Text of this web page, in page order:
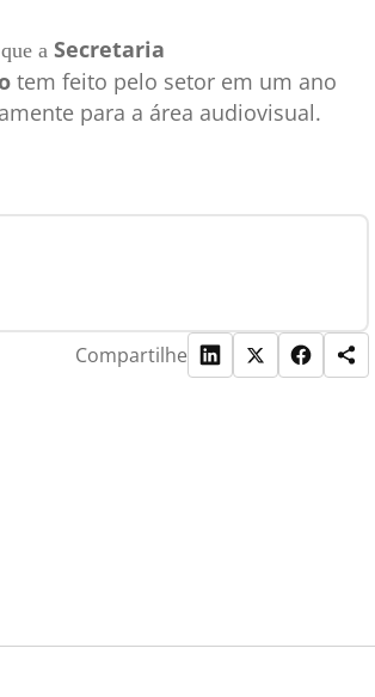
a Secretaria
tem feito pelo setor em um ano
para a área audiovisual.
Compartilhe